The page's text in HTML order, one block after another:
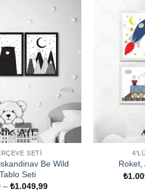
SETI
Be Wild
Seti
– ₺1.049,99Fiyat
Roket,
₺